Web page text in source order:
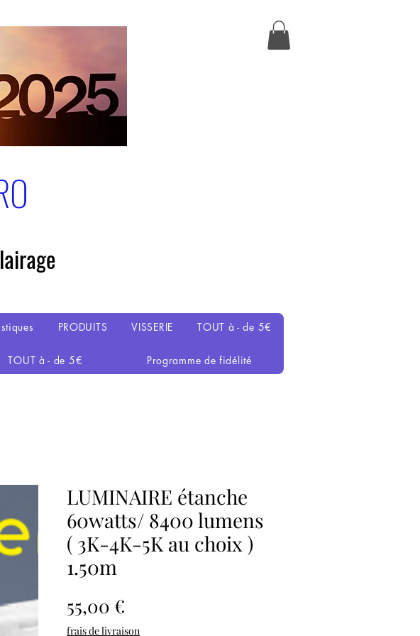
PRODUITS VISSERIE TOUT à - de 5€
TOUT à - de 5€ Programme de fidélité
LUMINAIRE étanche
60watts/ 8400 lumens
( 3K-4K-5K au choix )
1.50m
55,00 €
frais de livraison